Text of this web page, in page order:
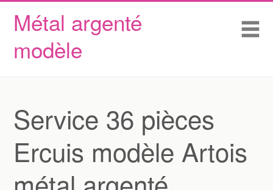
Métal argenté
modèle
Skip to content
Accueil
Conditions d’utilisation
Service 36 pièces
Ercuis modèle Artois